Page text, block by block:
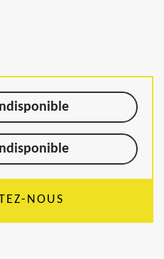
NOUS